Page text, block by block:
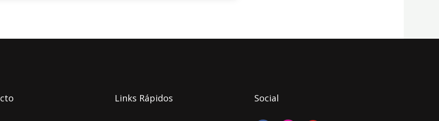
Links Rápidos Social